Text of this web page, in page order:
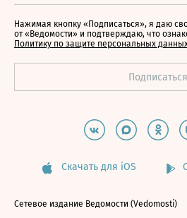
Нажимая кнопку «Подписаться», я даю
от «Ведомости» и подтверждаю, что
Политику по защите персональных
Скачать для iOS
Сетевое издание Ведомости (Vedomosti)